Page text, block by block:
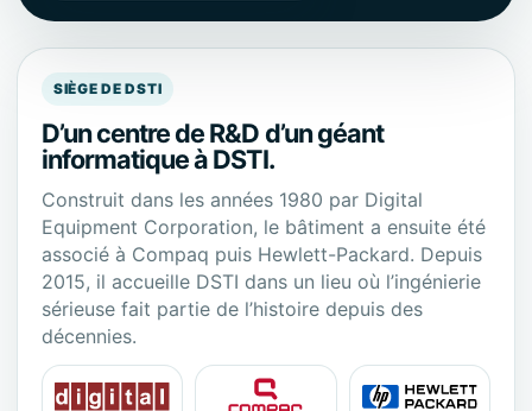
SIÈGE DE DSTI
D’un centre de R&D d’un géant
informatique à DSTI.
Construit dans les années 1980 par Digital
Equipment Corporation, le bâtiment a ensuite été
associé à Compaq puis Hewlett-Packard. Depuis
2015, il accueille DSTI dans un lieu où l’ingénierie
sérieuse fait partie de l’histoire depuis des
décennies.